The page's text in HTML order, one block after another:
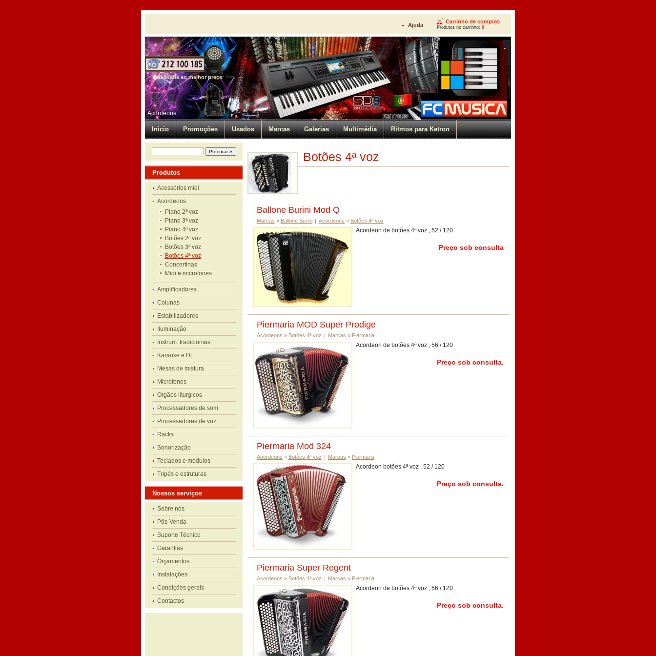
Ajuda
Carrinho de compras
Produtos no carrinho: 0
Qualidade ao melhor preço
Acordeons
Inicio Promoções Usados Marcas Galerias Multimédia Ritmos para Ketron
Produtos
Acessórios midi
Acordeons
Piano 2ª voz
Piano 3ª voz
Piano 4ª voz
Botões 2ª voz
Botões 3ª voz
Botões 4ª voz
Concertinas
Midi e microfones
Amplificadores
Colunas
Estabilizadores
Iluminação
Instrum. tradicionais
Karaoke e Dj
Mesas de mistura
Microfones
Orgãos liturgicos
Processadores de som
Processadores de voz
Racks
Sonorização
Teclados e módulos
Tripés e estruturas
Nossos serviços
Sobre nós
Pôs-Venda
Suporte Técnico
Garantias
Orçamentos
Instalações
Condições gerais
Contactos
Botões 4ª voz
Ballone Burini Mod Q
Marcas » Ballone Burini | Acordeons » Botões 4ª voz
Acordeon de botões 4ª voz , 52 / 120
Preço sob consulta
Piermaria MOD Super Prodige
Acordeons » Botões 4ª voz | Marcas » Piermaria
Acordeon de botões 4ª voz , 56 / 120
Preço sob consulta.
Piermaria Mod 324
Acordeons » Botões 4ª voz | Marcas » Piermaria
Acordeon botões 4ª voz , 52 / 120
Preço sob consulta.
Piermaria Super Regent
Acordeons » Botões 4ª voz | Marcas » Piermaria
Acordeon de botões 4ª voz , 56 / 120
Preço sob consulta.